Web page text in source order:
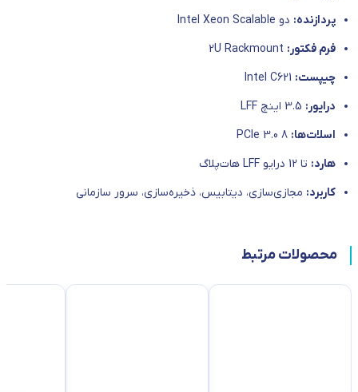
پردازنده: دو Intel Xeon Scalable
فرم فکتور:
چیپست:
درایور:
اسلات‌ها:
هارد: تا 12 درایو LFF هات‌پلاگ
کاربرد: مجازی‌سازی، دیتابیس، ذخیره‌سازی، سرور سازمانی
محصولات مرتبط